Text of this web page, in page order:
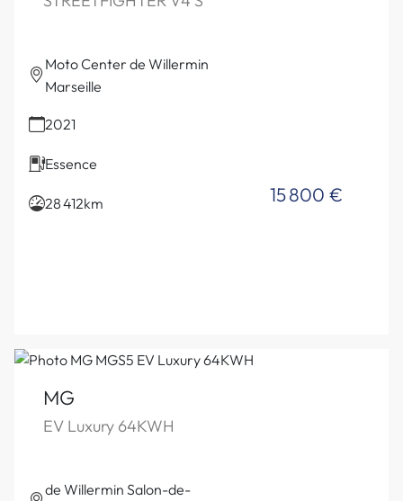
Moto Center de Willermin
Marseille
2021
Essence
28 412km 15 800 €
MG
EV Luxury 64KWH
de Willermin Salon-de-